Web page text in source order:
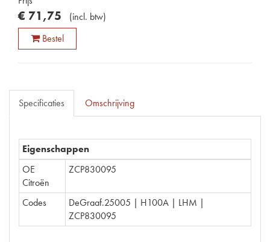
€ 71,75 (incl. btw)
Bestel
Specificaties Omschrijving
Eigenschappen
OE
Citroën
ZCP830095
Codes
DeGraaf.25005 | H100A | LHM |
ZCP830095